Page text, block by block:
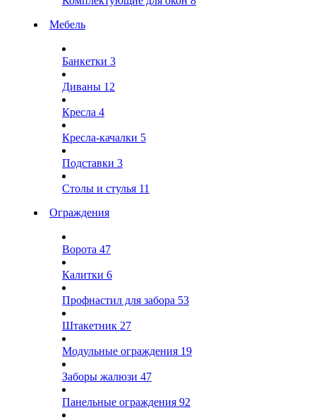
Мебель
Банкетки 3
Диваны 12
Кресла 4
Кресла-качалки 5
Подставки 3
Столы и стулья 11
Ограждения
Ворота 47
Калитки 6
Профнастил для забора 53
Штакетник 27
Модульные ограждения 19
Заборы жалюзи 47
Панельные ограждения 92